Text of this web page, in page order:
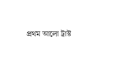
প্রথম আলো ট্রাস্ট